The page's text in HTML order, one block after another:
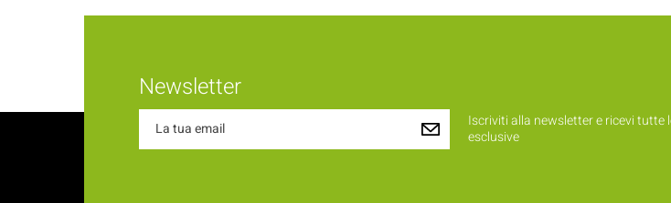
Newsletter
Iscriviti alla newsletter e ricevi tutte
esclusive